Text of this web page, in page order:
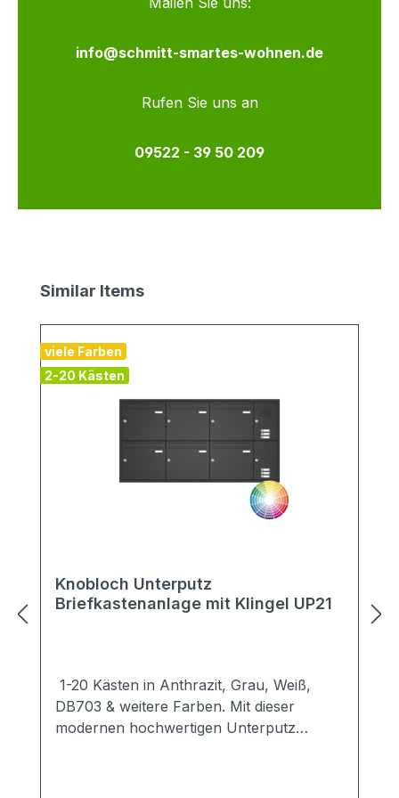
info@schmitt-smartes-wohnen.de
Rufen Sie uns an
09522 - 39 50 209
Produktgalerie überspringen
Similar Items
viele Farben
2-20 Kästen
Knobloch Unterputz
Briefkastenanlage mit Klingel UP21
1-20 Kästen in Anthrazit, Grau, Weiß,
DB703 & weitere Farben. Mit dieser
modernen hochwertigen Unterputz